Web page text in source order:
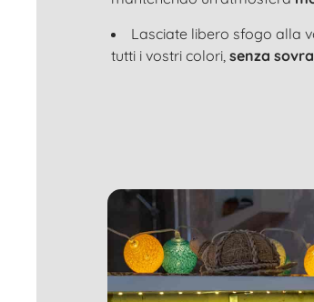
Lasciate libero sfogo alla
tutti i vostri colori, senza